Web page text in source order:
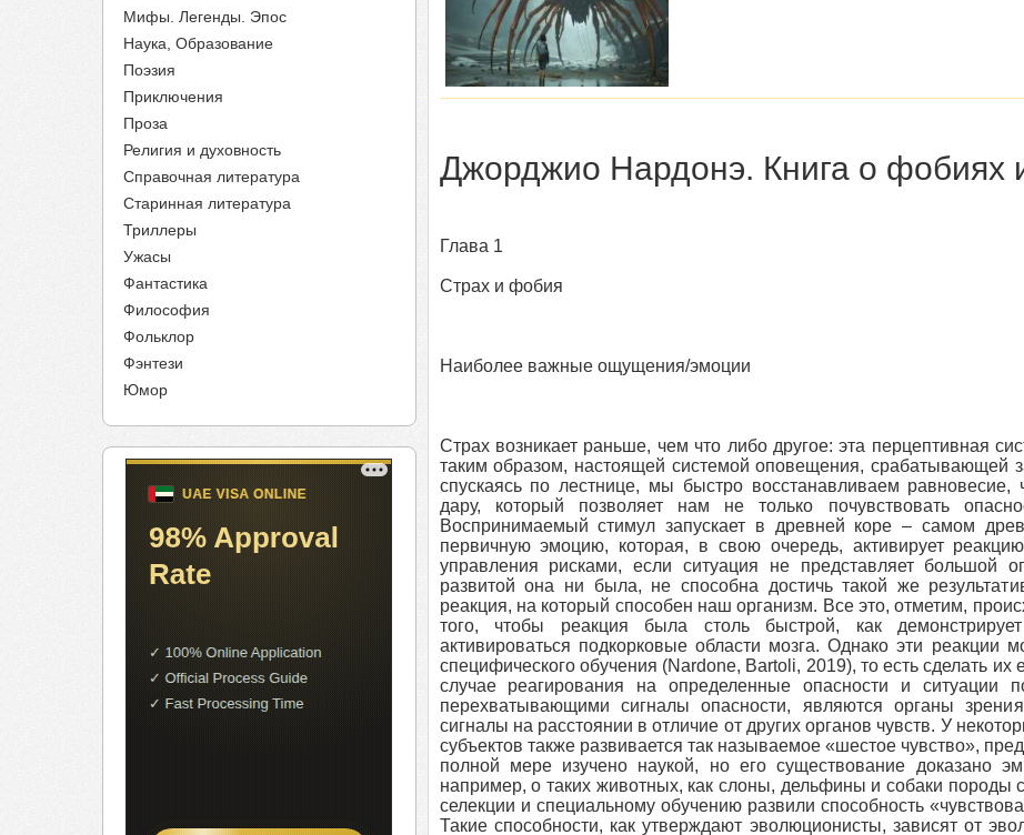
Мифы. Легенды. Эпос
Наука, Образование
Поэзия
Приключения
Проза
Религия и духовность
Справочная литература
Старинная литература
Триллеры
Ужасы
Фантастика
Философия
Фольклор
Фэнтези
Юмор
Джорджио Нардонэ. Книга о фобиях
Глава 1
Страх и фобия
Наиболее важные ощущения/эмоции
Страх возникает раньше, чем что либо другое: эта перцептивная
таким образом, настоящей системой оповещения, срабатывающей
спускаясь по лестнице, мы быстро восстанавливаем равновесие,
дару, который позволяет нам не только почувствовать
Воспринимаемый стимул запускает в древней коре – самом
первичную эмоцию, которая, в свою очередь, активирует
управления рисками, если ситуация не представляет большой
развитой она ни была, не способна достичь такой же
реакция, на который способен наш организм. Все это, отметим,
того, чтобы реакция была столь быстрой, как
активироваться подкорковые области мозга. Однако эти реакции
специфического обучения (Nardone, Bartoli, 2019), то есть сделать
случае реагирования на определенные опасности и ситуации
перехватывающими сигналы опасности, являются органы
сигналы на расстоянии в отличие от других органов чувств. У
субъектов также развивается так называемое «шестое чувство»,
полной мере изучено наукой, но его существование доказано
например, о таких животных, как слоны, дельфины и собаки породы
селекции и специальному обучению развили способность
Такие способности, как утверждают эволюционисты, зависят от